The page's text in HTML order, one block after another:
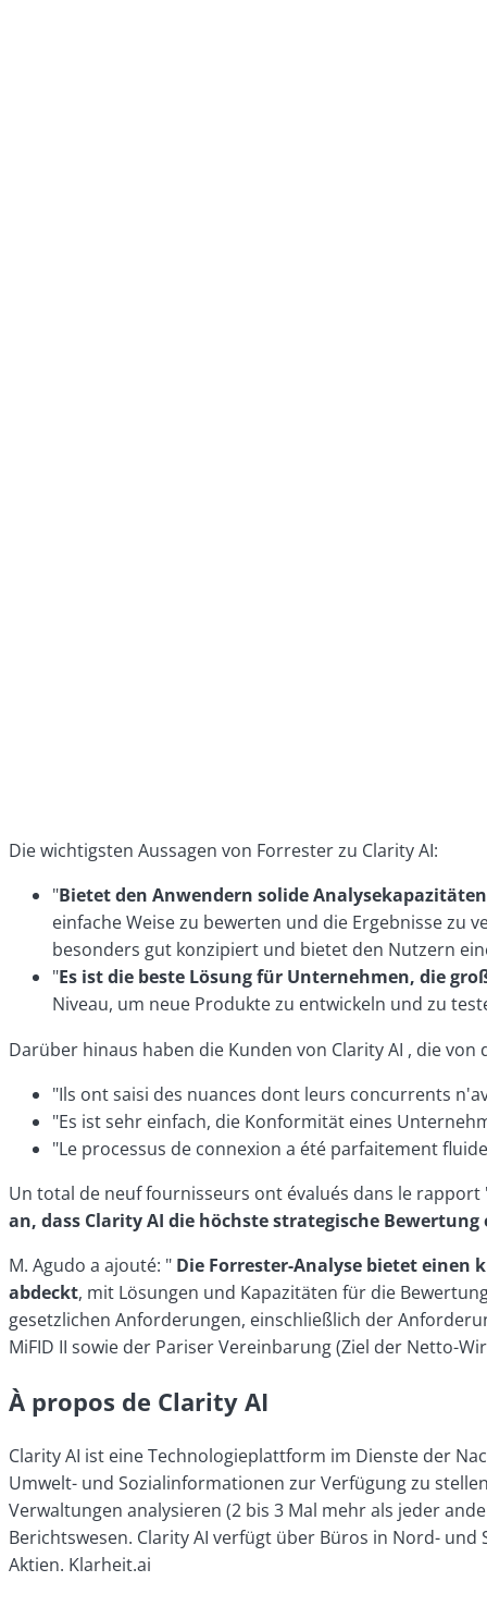
Die wichtigsten Aussagen von Forrester zu Clarity AI:
"Bietet den Anwendern solide
einfache Weise zu bewerten und die Ergebnisse zu
besonders gut konzipiert und bietet den Nutzern
"Es ist die beste Lösung für Unternehmen, die
Niveau, um neue Produkte zu entwickeln und zu
Darüber hinaus haben die Kunden von Clarity AI , die
"Ils ont saisi des nuances dont leurs concurrents
"Es ist sehr einfach, die Konformität eines
"Le processus de connexion a été parfaitement
Un total de neuf fournisseurs ont évalués dans le rapport
an, dass Clarity AI die höchste strategische
M. Agudo a ajouté: " Die Forrester-Analyse bietet einen
abdeckt, mit Lösungen und Kapazitäten für die
gesetzlichen Anforderungen, einschließlich der
MiFID II sowie der Pariser Vereinbarung (Ziel der Netto-
À propos de Clarity AI
Clarity AI ist eine Technologieplattform im Dienste der
Umwelt- und Sozialinformationen zur Verfügung zu
Verwaltungen analysieren (2 bis 3 Mal mehr als jeder
Berichtswesen. Clarity AI verfügt über Büros in Nord-
Aktien. Klarheit.ai